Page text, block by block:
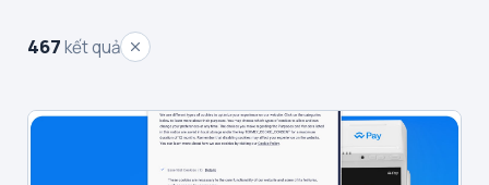
467kết quả